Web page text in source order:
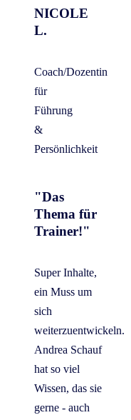
NICOLE
L.
Coach/Dozentin
für
Führung
&
Persönlichkeit
"Das
Thema für
Trainer!"
Super Inhalte,
ein Muss um
sich
weiterzuentwickeln.
Andrea Schauf
hat so viel
Wissen, das sie
gerne - auch